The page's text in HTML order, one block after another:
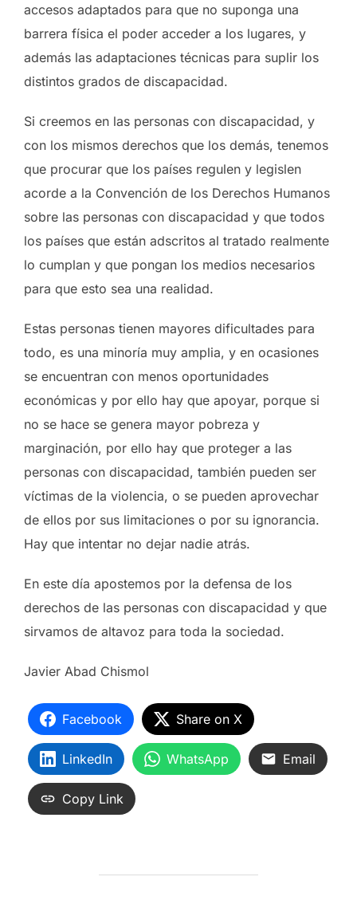
accesos adaptados para que no suponga una
barrera física el poder acceder a los lugares, y
además las adaptaciones técnicas para suplir los
distintos grados de discapacidad.
Si creemos en las personas con discapacidad, y
con los mismos derechos que los demás, tenemos
que procurar que los países regulen y legislen
acorde a la Convención de los Derechos Humanos
sobre las personas con discapacidad y que todos
los países que están adscritos al tratado realmente
lo cumplan y que pongan los medios necesarios
para que esto sea una realidad.
Estas personas tienen mayores dificultades para
todo, es una minoría muy amplia, y en ocasiones
se encuentran con menos oportunidades
económicas y por ello hay que apoyar, porque si
no se hace se genera mayor pobreza y
marginación, por ello hay que proteger a las
personas con discapacidad, también pueden ser
víctimas de la violencia, o se pueden aprovechar
de ellos por sus limitaciones o por su ignorancia.
Hay que intentar no dejar nadie atrás.
En este día apostemos por la defensa de los
derechos de las personas con discapacidad y que
sirvamos de altavoz para toda la sociedad.
Javier Abad Chismol
Facebook Share on X
LinkedIn WhatsApp Email
Copy Link